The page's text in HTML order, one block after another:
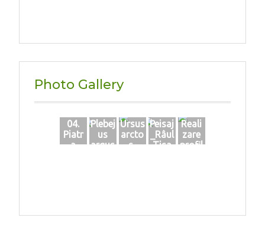
Photo Gallery
04.
Piatr
a
Plebej
us
argus
Ursus
arcto
s-
3
Peisaj
_Râul
Tisa
Reali
zare
profil